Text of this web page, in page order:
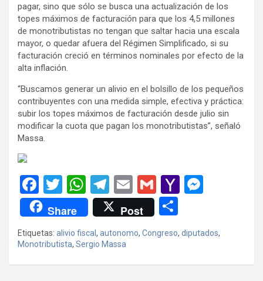
pagar, sino que sólo se busca una actualización de los
topes máximos de facturación para que los 4,5 millones
de monotributistas no tengan que saltar hacia una escala
mayor, o quedar afuera del Régimen Simplificado, si su
facturación creció en términos nominales por efecto de la
alta inflación.
“Buscamos generar un alivio en el bolsillo de los pequeños
contribuyentes con una medida simple, efectiva y práctica:
subir los topes máximos de facturación desde julio sin
modificar la cuota que pagan los monotributistas”, señaló
Massa.
F
a
ce
b
o
T
wi
tt
er
W
h
at
s
A
T
el
e
gr
a
E
m
ail
G
m
ail
Y
o
o
n
g
Share Post
o
m
p
Etiquetas: alivio fiscal , autonomo, Congreso, diputados,
Monotributista, Sergio Massa